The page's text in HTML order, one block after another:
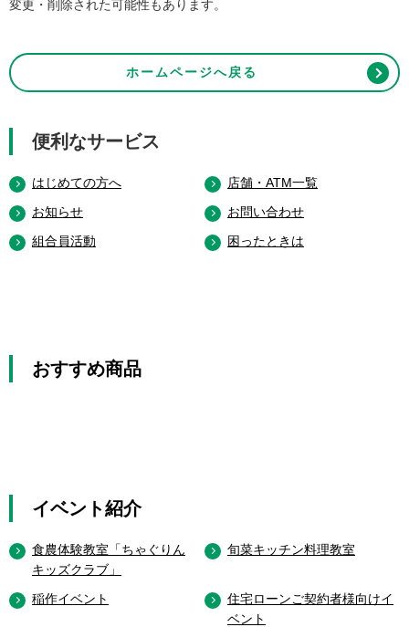
変更・削除された可能性もあります。
ホームページへ戻る
便利なサービス
はじめての方へ
店舗・ATM一覧
お知らせ
お問い合わせ
組合員活動
困ったときは
おすすめ商品
イベント紹介
食農体験教室「ちゃぐりん
キッズクラブ」
旬菜キッチン料理教室
稲作イベント
住宅ローンご契約者様向けイ
ベント